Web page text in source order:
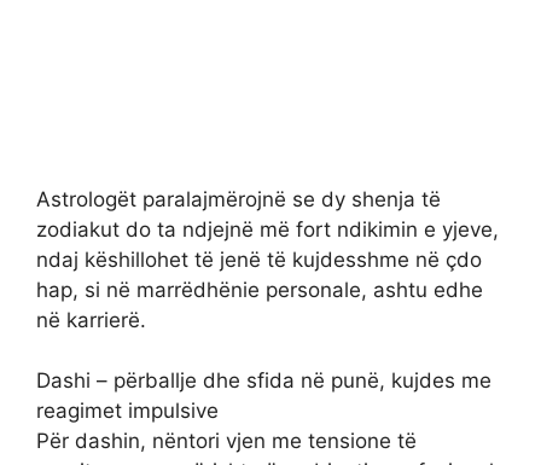
Astrologët paralajmërojnë se dy shenja të
zodiakut do ta ndjejnë më fort ndikimin e yjeve,
ndaj këshillohet të jenë të kujdesshme në çdo
hap, si në marrëdhënie personale, ashtu edhe
në karrierë.
Dashi – përballje dhe sfida në punë, kujdes me
reagimet impulsive
Për dashin, nëntori vjen me tensione të